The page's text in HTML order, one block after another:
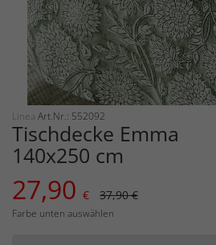
Linea Art.Nr.: 552092
Tischdecke Emma
140x250 cm
27,90 € 37,90 €
Farbe unten auswählen